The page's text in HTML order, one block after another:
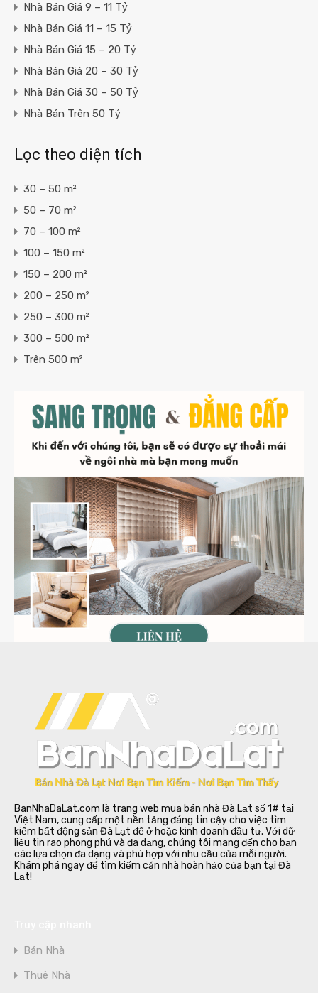
Nhà Bán Giá 9 – 11 Tỷ
Nhà Bán Giá 11 – 15 Tỷ
Nhà Bán Giá 15 – 20 Tỷ
Nhà Bán Giá 20 – 30 Tỷ
Nhà Bán Giá 30 – 50 Tỷ
Nhà Bán Trên 50 Tỷ
Lọc theo diện tích
30 – 50 m²
50 – 70 m²
70 – 100 m²
100 – 150 m²
150 – 200 m²
200 – 250 m²
250 – 300 m²
300 – 500 m²
Trên 500 m²
BanNhaDaLat.com là trang web mua bán nhà Đà Lạt số 1# tại
Việt Nam, cung cấp một nền tảng đáng tin cậy cho việc tìm
kiếm bất động sản Đà Lạt để ở hoặc kinh doanh đầu tư. Với dữ
liệu tin rao phong phú và đa dạng, chúng tôi mang đến cho bạn
các lựa chọn đa dạng và phù hợp với nhu cầu của mỗi người.
Khám phá ngay để tìm kiếm căn nhà hoàn hảo của bạn tại Đà
Lạt!
Bán Nhà
Thuê Nhà